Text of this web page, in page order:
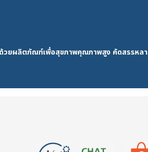
ผลิตภัณฑ์เพื่อสุขภาพคุณภาพสูง คัดสรรหล